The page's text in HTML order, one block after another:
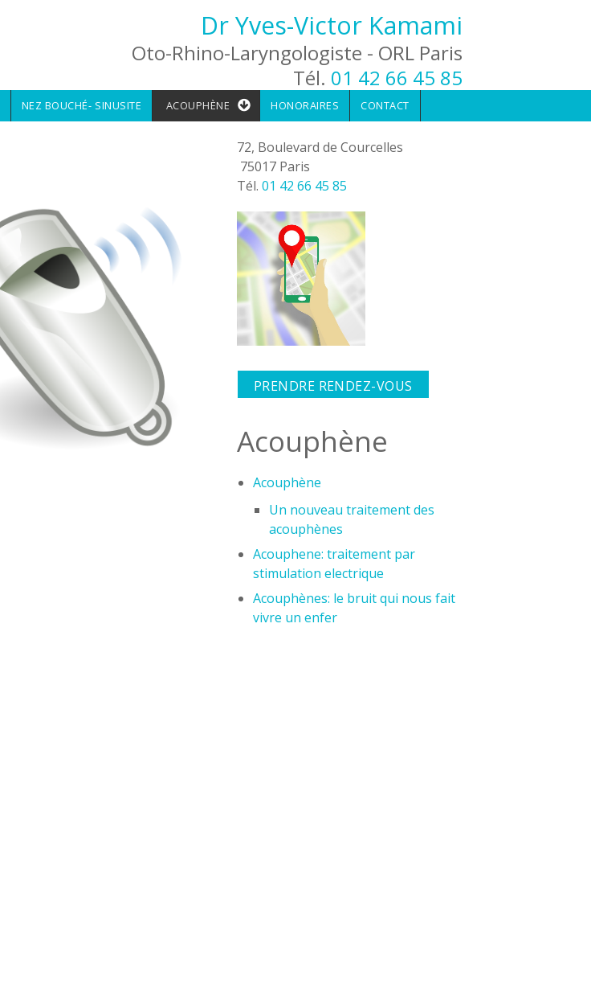
Dr Yves-Victor Kamami
Oto-Rhino-Laryngologiste - ORL Paris
Tél. 01 42 66 45 85
NEZ BOUCHÉ- SINUSITE ACOUPHÈNE HONORAIRES CONTACT
72, Boulevard de Courcelles
75017 Paris
Tél. 01 42 66 45 85
PRENDRE RENDEZ-VOUS
Acouphène
Acouphène
Un nouveau traitement des
acouphènes
Acouphene: traitement par
stimulation electrique
Acouphènes: le bruit qui nous fait
vivre un enfer